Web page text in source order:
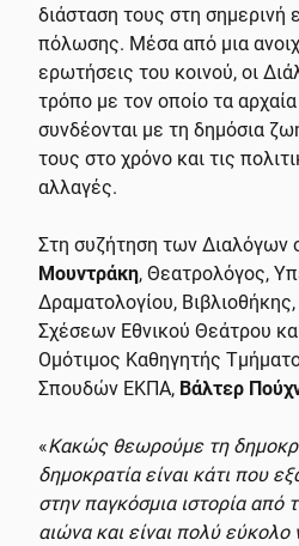
διάσταση τους στη σημερινή
πόλωσης. Μέσα από μια
ερωτήσεις του κοινού, οι
τρόπο με τον οποίο τα
συνδέονται με τη δημόσια
τους στο χρόνο και τις
αλλαγές.
Στη συζήτηση των Διαλόγων
Μουντράκη, Θεατρολόγος,
Δραματολογίου,
Σχέσεων Εθνικού Θεάτρου
Ομότιμος Καθηγητής
Σπουδών ΕΚΠΑ, Βάλτερ
«Κακώς θεωρούμε τη
δημοκρατία είναι κάτι που
στην παγκόσμια ιστορία από
αιώνα και είναι πολύ εύκολο